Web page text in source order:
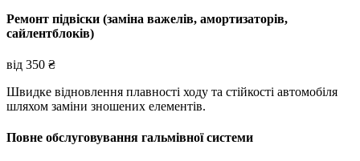
Ремонт підвіски (заміна важелів, амортизаторів,
сайлентблоків)
від 350 ₴
Швидке відновлення плавності ходу та стійкості автомобіля
шляхом заміни зношених елементів.
Повне обслуговування гальмівної системи